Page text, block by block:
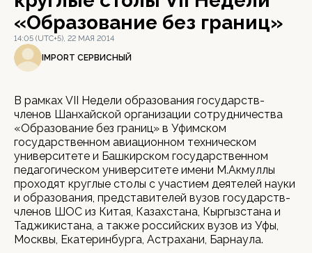
«Образование без границ»
14:05 (UTC+5), 22 МАЯ 2014
IMPORT СЕРВИСНЫЙ
В рамках VII Недели образования государств-
членов Шанхайской организации сотрудничества
«Образование без границ» в Уфимском
государственном авиационном техническом
университете и Башкирском государственном
педагогическом университете имени М.Акмуллы
проходят круглые столы с участием деятелей науки
и образования, представителей вузов государств-
членов ШОС из Китая, Казахстана, Кыргызстана и
Таджикистана, а также российских вузов из Уфы,
Москвы, Екатеринбурга, Астрахани, Барнаула.